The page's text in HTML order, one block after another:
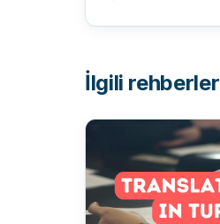
İlgili rehberler